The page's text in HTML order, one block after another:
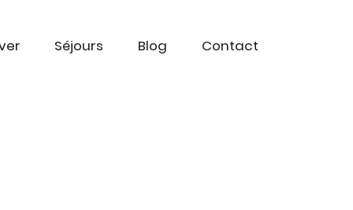
Séjours Blog Contact